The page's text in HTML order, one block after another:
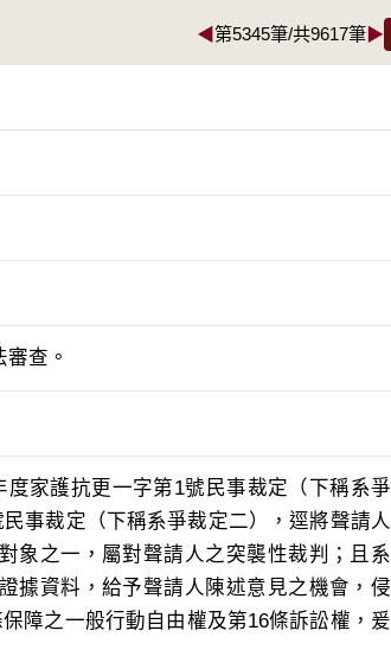
◀第5345筆/共9617筆▶
查。
家護抗更一字第1號民事裁定（下稱系爭
事裁定（下稱系爭裁定二），逕將聲請人
象之一，屬對聲請人之突襲性裁判；且系
據資料，給予聲請人陳述意見之機會，侵
障之一般行動自由權及第16條訴訟權，爰